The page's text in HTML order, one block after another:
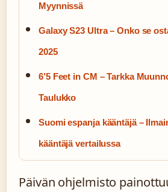
Myynnissä
Galaxy S23 Ultra – Onko se
2025
6’5 Feet in CM – Tarkka
Taulukko
Suomi espanja kääntäjä –
kääntäjä vertailussa
Päivän ohjelmisto